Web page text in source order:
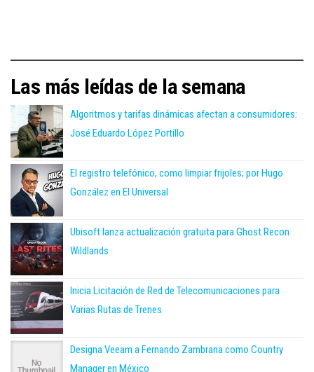
Las más leídas de la semana
Algoritmos y tarifas dinámicas afectan a consumidores:
José Eduardo López Portillo
El registro telefónico, como limpiar frijoles; por Hugo
González en El Universal
Ubisoft lanza actualización gratuita para Ghost Recon
Wildlands
Inicia Licitación de Red de Telecomunicaciones para
Varias Rutas de Trenes
Designa Veeam a Fernando Zambrana como Country
Manager en México